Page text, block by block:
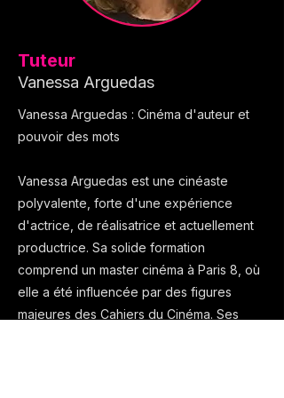
Tuteur
Vanessa Arguedas
Vanessa Arguedas : Cinéma d'auteur et
pouvoir des mots
Vanessa Arguedas est une cinéaste
polyvalente, forte d'une expérience
d'actrice, de réalisatrice et actuellement
productrice. Sa solide formation
comprend un master cinéma à Paris 8, où
elle a été influencée par des figures
majeures des Cahiers du Cinéma. Ses